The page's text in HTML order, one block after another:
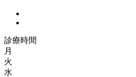
診療時間
月
火
水